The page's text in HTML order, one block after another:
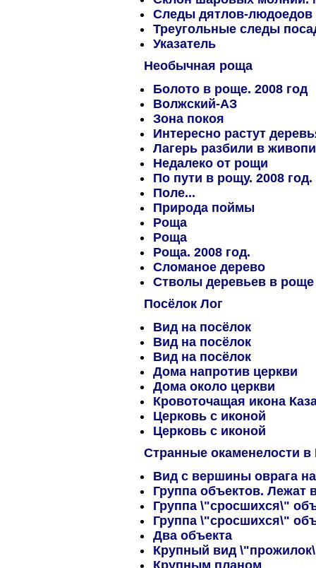
Следы дятлов-людоедов
Треугольные следы
Указатель
Необычная роща
Болото в роще. 2008 год
Волжский-АЗ
Зона покоя
Интересно растут
Лагерь разбили в
Недалеко от рощи
По пути в рощу. 2008 год.
Поле...
Природа поймы
Роща
Роща
Роща. 2008 год.
Сломаное дерево
Стволы деревьев в
Посёлок Лог
Вид на посёлок
Вид на посёлок
Вид на посёлок
Дома напротив церкви
Дома около церкви
Кровоточащая икона
Церковь с иконой
Церковь с иконой
Странные окаменелости в
Вид с вершины оврага
Группа объектов. Лежат
Группа \"сросшихся\"
Группа \"сросшихся\"
Два объекта
Крупный вид